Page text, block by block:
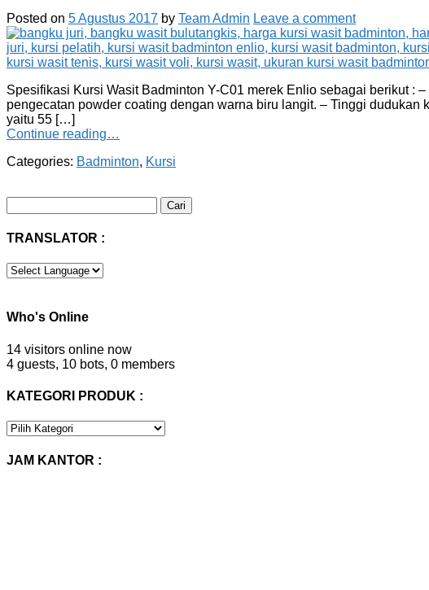
Posted on 5 Agustus 2017 by Team Admin Leave a comment
Spesifikasi Kursi Wasit Badminton Y-C01 merek Enlio sebagai berikut :
pengecatan powder coating dengan warna biru langit. – Tinggi
yaitu 55 […]
Continue reading…
Categories: Badminton, Kursi
untuk:
TRANSLATOR :
Who's Online
14 visitors online now
4 guests, 10 bots, 0 members
KATEGORI PRODUK :
KATEGORI
JAM KANTOR :